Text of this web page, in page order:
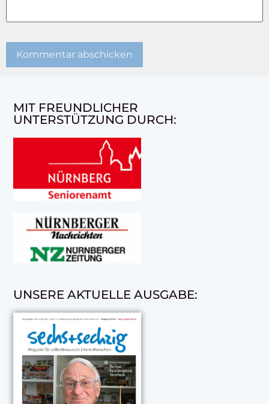
MIT FREUNDLICHER
UNTERSTÜTZUNG DURCH:
UNSERE AKTUELLE AUSGABE: